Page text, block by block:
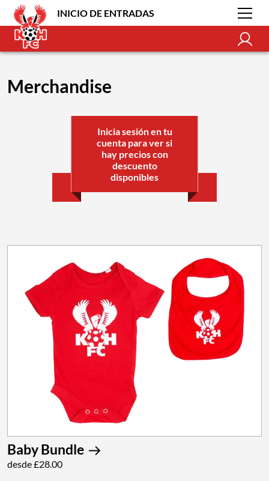
INICIO DE ENTRADAS
Merchandise
Inicia sesión en tu
cuenta para ver si
hay precios con
descuento
disponibles
Baby Bundle
desde £28.00